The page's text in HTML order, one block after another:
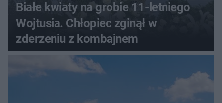
Białe kwiaty na grobie 11-letniego
Wojtusia. Chłopiec zginął w
zderzeniu z kombajnem